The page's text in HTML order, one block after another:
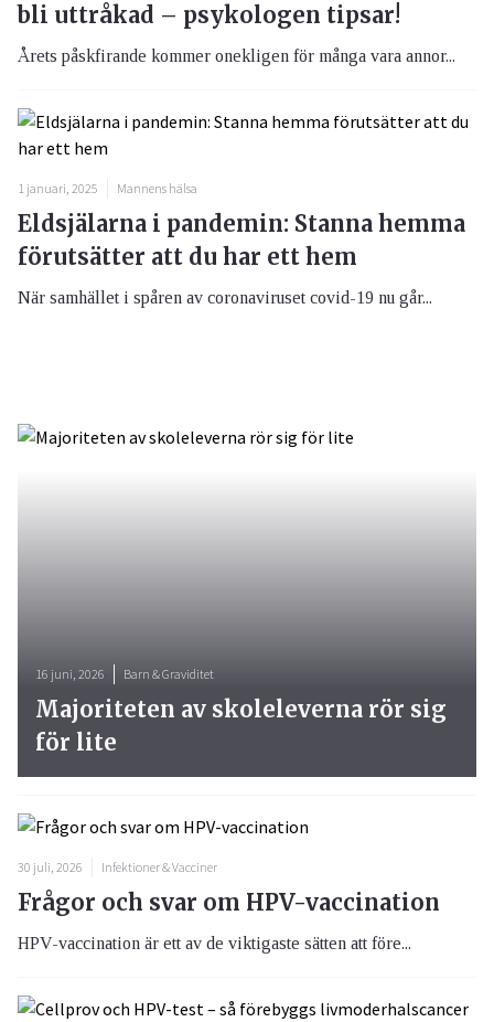
bli uttråkad – psykologen tipsar!
Årets påskfirande kommer onekligen för många vara annor...
1 januari, 2025 Mannens hälsa
Eldsjälarna i pandemin: Stanna hemma
förutsätter att du har ett hem
När samhället i spåren av coronaviruset covid-19 nu går...
30 juli, 2026 Infektioner & Vacciner
Frågor och svar om HPV-vaccination
HPV-vaccination är ett av de viktigaste sätten att före...
16 juni, 2026 Barn & Graviditet
Majoriteten av skoleleverna rör sig
för lite